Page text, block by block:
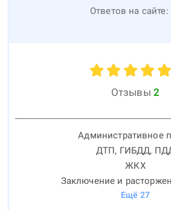
Ответов на сайте:
Отзывы 2
Административное
ДТП, ГИБДД,
ЖКХ
Заключение и
Ещё 27